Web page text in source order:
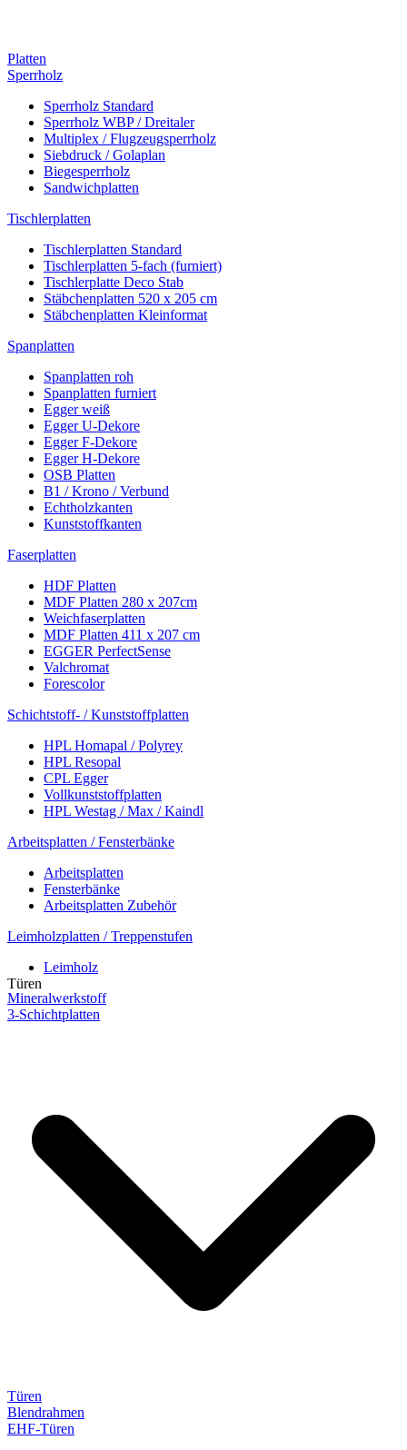
Platten
Sperrholz
Sperrholz Standard
Sperrholz WBP / Dreitaler
Multiplex / Flugzeugsperrholz
Siebdruck / Golaplan
Biegesperrholz
Sandwichplatten
Tischlerplatten
Tischlerplatten Standard
Tischlerplatten 5-fach (furniert)
Tischlerplatte Deco Stab
Stäbchenplatten 520 x 205 cm
Stäbchenplatten Kleinformat
Spanplatten
Spanplatten roh
Spanplatten furniert
Egger weiß
Egger U-Dekore
Egger F-Dekore
Egger H-Dekore
OSB Platten
B1 / Krono / Verbund
Echtholzkanten
Kunststoffkanten
Faserplatten
HDF Platten
MDF Platten 280 x 207cm
Weichfaserplatten
MDF Platten 411 x 207 cm
EGGER PerfectSense
Valchromat
Forescolor
Schichtstoff- / Kunststoffplatten
HPL Homapal / Polyrey
HPL Resopal
CPL Egger
Vollkunststoffplatten
HPL Westag / Max / Kaindl
Arbeitsplatten / Fensterbänke
Arbeitsplatten
Fensterbänke
Arbeitsplatten Zubehör
Leimholzplatten / Treppenstufen
Leimholz
Mineralwerkstoff
3-Schichtplatten
Türen
Türen
Blendrahmen
EHF-Türen